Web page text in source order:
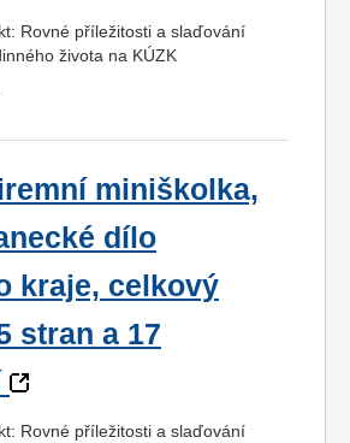
Rovné příležitosti a slaďování
života na KÚZK
miniškolka,
dílo
kraje, celkový
stran a 17
Rovné příležitosti a slaďování